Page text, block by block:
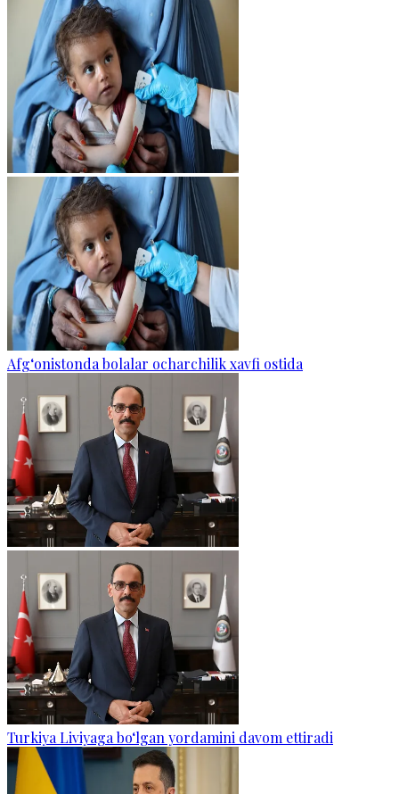
Afg‘onistonda bolalar ocharchilik xavfi ostida
Turkiya Liviyaga bo‘lgan yordamini davom ettiradi